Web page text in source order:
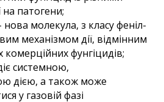
на патогени;
молекула, з класу феніл-
механізмом дії, відмінним
комерційних фунгіцидів;
системною,
дією, а також може
у газовій фазі